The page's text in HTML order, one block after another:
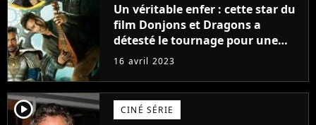
Un véritable enfer : cette star du
film Donjons et Dragons a
détesté le tournage pour une
raison très spéciale
16 avril 2023
player2 CINÉ SÉRIE